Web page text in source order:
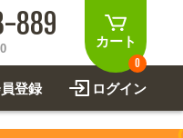
カート
0
889
ログイン
登録